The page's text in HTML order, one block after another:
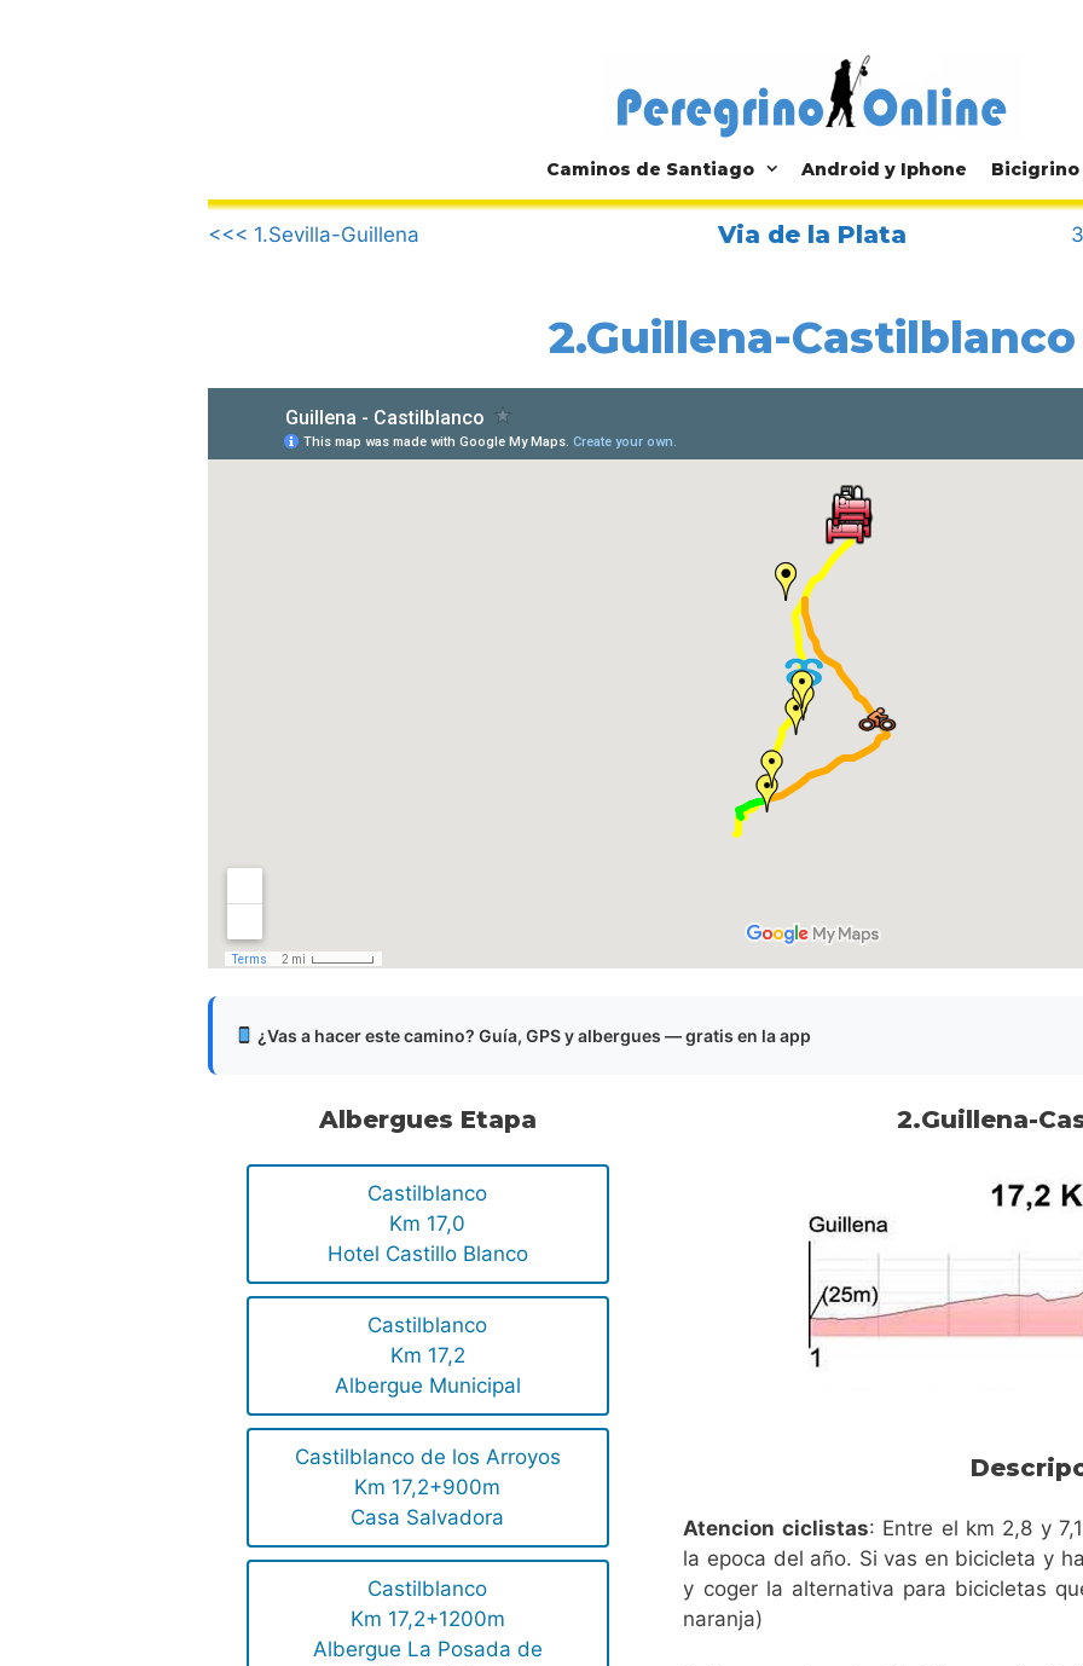
Caminos de Santiago Android y Iphone Bicigrino
.
<<< 1.Sevilla-Guillena
Via de la Plata
2.Guillena-Castilblanco
¿Vas a hacer este camino? Guía, GPS y albergues — gratis en la app
Albergues Etapa
Castilblanco
Km 17,0
Hotel Castillo Blanco
Castilblanco
Km 17,2
Albergue Municipal
Castilblanco de los Arroyos
Km 17,2+900m
Casa Salvadora
Castilblanco
Km 17,2+1200m
Albergue La Posada de
2.Guillena-
Atencion ciclistas: Entre el km 2,8 y
la epoca del año. Si vas en bicicleta y
y coger la alternativa para bicicletas
naranja)